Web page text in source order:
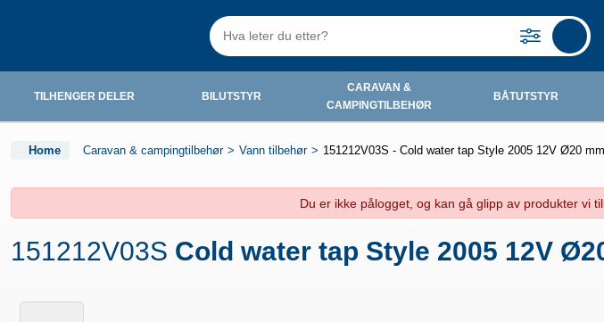
TILHENGER DELER BILUTSTYR
CARAVAN &
CAMPINGTILBEHØR
BÅTUTSTYR
Home Caravan & campingtilbehør Vann tilbehør 151212V03S - Cold water tap Style 2005 12V Ø20
Du er ikke pålogget, og kan gå glipp av produkter vi
151212V03S Cold water tap Style 2005 12V